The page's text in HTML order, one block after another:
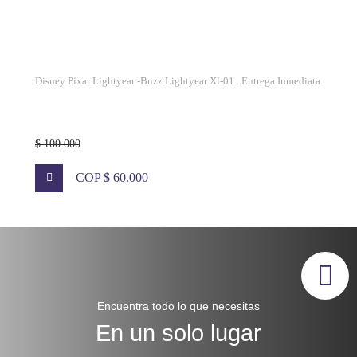
Disney Pixar Lightyear -Buzz Lightyear Xl-01 . Entrega Inmediata
$ 100.000
COP $ 60.000
Encuentra todo lo que necesitas
En un solo lugar